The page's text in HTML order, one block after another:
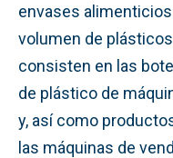
envases
volumen de
consisten en las
de plástico de
y, así como
las máquinas de